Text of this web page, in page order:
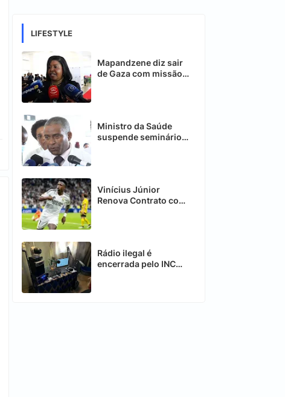
LIFESTYLE
Mapandzene diz sair
de Gaza com missão
Ministro da Saúde
suspende seminários
Vinícius Júnior
Renova Contrato com
Rádio ilegal é
encerrada pelo INCM